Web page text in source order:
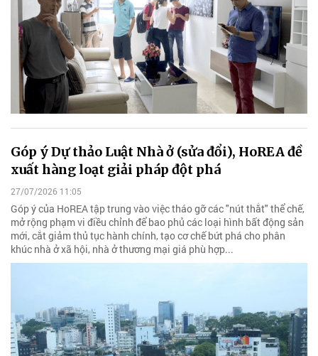
Góp ý Dự thảo Luật Nhà ở (sửa đổi), HoREA đề
xuất hàng loạt giải pháp đột phá
27/07/2026 11:05
Góp ý của HoREA tập trung vào việc tháo gỡ các "nút thắt" thể chế,
mở rộng phạm vi điều chỉnh để bao phủ các loại hình bất động sản
mới, cắt giảm thủ tục hành chính, tạo cơ chế bứt phá cho phân
khúc nhà ở xã hội, nhà ở thương mại giá phù hợp...